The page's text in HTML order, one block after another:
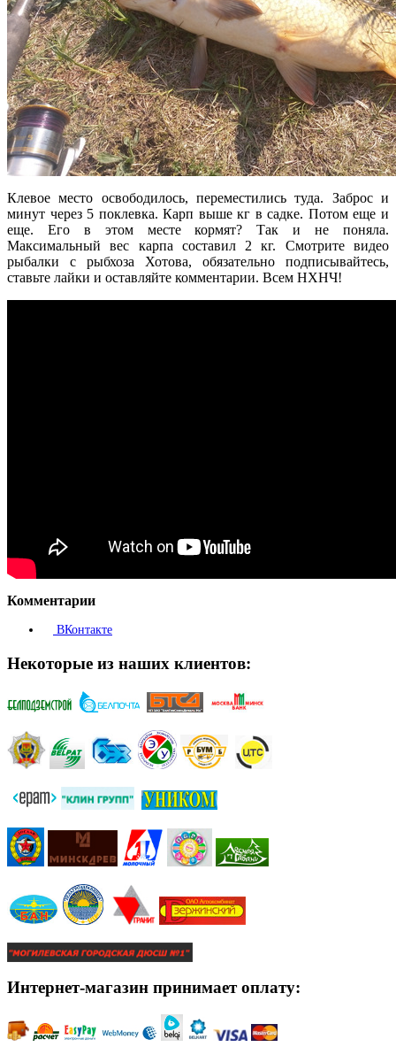
Клевое место освободилось, переместились туда. Заброс и
минут через 5 поклевка. Карп выше кг в садке. Потом еще и
еще. Его в этом месте кормят? Так и не поняла.
Максимальный вес карпа составил 2 кг. Смотрите видео
рыбалки с рыбхоза Хотова, обязательно подписывайтесь,
ставьте лайки и оставляйте комментарии. Всем НХНЧ!
Комментарии
ВКонтакте
Некоторые из наших клиентов:
Интернет-магазин принимает оплату: